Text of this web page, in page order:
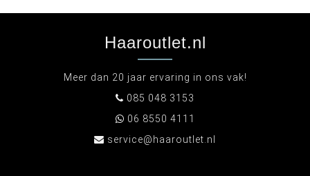
Haaroutlet.nl
Meer dan 20 jaar ervaring in ons vak!
085 048 3153
06 8550 4111
service@haaroutlet.nl